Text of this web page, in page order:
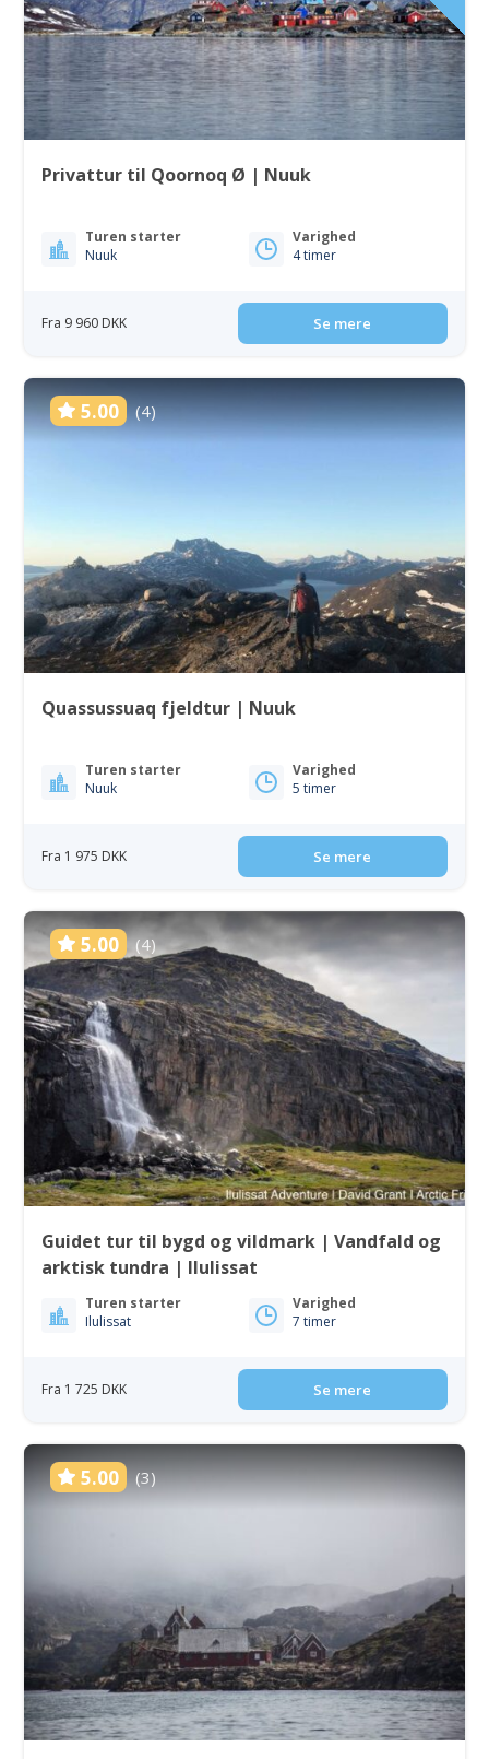
Privattur til Qoornoq Ø | Nuuk
Turen starter
Nuuk
Varighed
4 timer
Fra 9 960 DKK Se mere
5.00 (4)
Quassussuaq fjeldtur | Nuuk
Turen starter
Nuuk
Varighed
5 timer
Fra 1 975 DKK Se mere
5.00 (4)
Guidet tur til bygd og vildmark | Vandfald og
arktisk tundra | Ilulissat
Turen starter
Ilulissat
Varighed
7 timer
Fra 1 725 DKK Se mere
5.00 (3)